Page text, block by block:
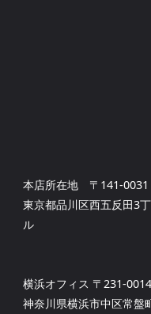
本店所在地 〒141-0031
東京都品川区西五反田3
ル
横浜オフィス 〒231-0014
神奈川県横浜市中区常盤